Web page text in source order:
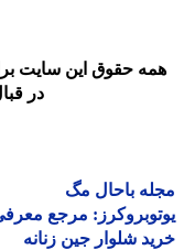
حقوق این سایت
در قبال
باحال مگ
مرجع معرفی
شلوار جین زنانه